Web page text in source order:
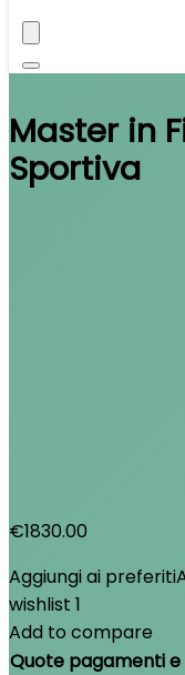
Master in
Sportiva
€1830.00
Aggiungi ai preferiti
wishlist 1
Add to compare
Quote pagamenti